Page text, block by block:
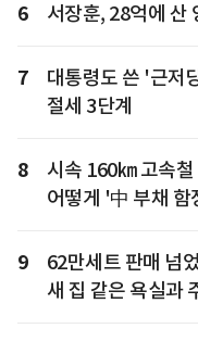
6 서장훈, 28억에 산
7
대통령도 쓴 '근저
절세 3단계
8
시속 160㎞ 고속
어떻게 '中 부채 함
9
62만세트 판매 넘
새 집 같은 욕실과